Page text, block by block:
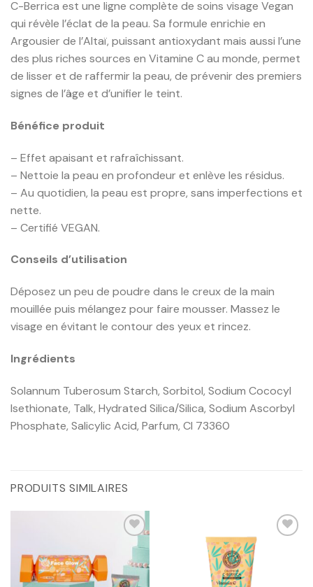
C-Berrica est une ligne complète de soins visage Vegan
qui révèle l’éclat de la peau. Sa formule enrichie en
Argousier de l’Altaï, puissant antioxydant mais aussi l’une
des plus riches sources en Vitamine C au monde, permet
de lisser et de raffermir la peau, de prévenir des premiers
signes de l’âge et d’unifier le teint.
Bénéfice produit
– Effet apaisant et rafraîchissant.
– Nettoie la peau en profondeur et enlève les résidus.
– Au quotidien, la peau est propre, sans imperfections et
nette.
– Certifié VEGAN.
Conseils d’utilisation
Déposez un peu de poudre dans le creux de la main
mouillée puis mélangez pour faire mousser. Massez le
visage en évitant le contour des yeux et rincez.
Ingrédients
Solannum Tuberosum Starch, Sorbitol, Sodium Cococyl
Isethionate, Talk, Hydrated Silica/Silica, Sodium Ascorbyl
Phosphate, Salicylic Acid, Parfum, CI 73360
PRODUITS SIMILAIRES
Ajouter
à la liste